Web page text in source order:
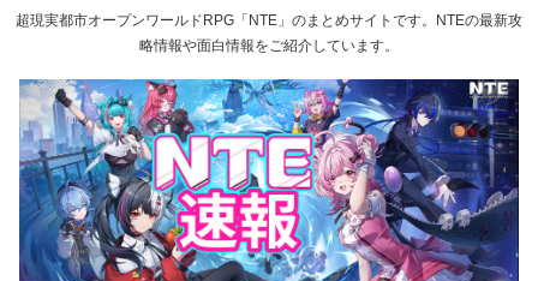
超現実都市オープンワールドRPG「NTE」のまとめサイトです。NTEの最新攻
略情報や面白情報をご紹介しています。